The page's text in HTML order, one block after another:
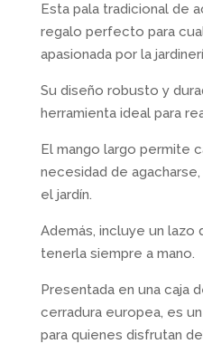
Esta pala tradicional de
regalo perfecto para
apasionada por la
Su diseño robusto y
herramienta ideal para
El mango largo permite
necesidad de
el jardín.
Además, incluye un lazo
tenerla siempre a mano.
Presentada en una caja
cerradura europea, es
para quienes disfrutan